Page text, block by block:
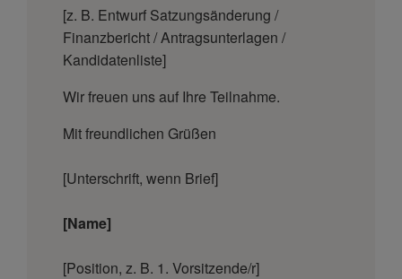
[z. B. Entwurf Satzungsänderung /
Finanzbericht / Antragsunterlagen /
Kandidatenliste]
Wir freuen uns auf Ihre Teilnahme.
Mit freundlichen Grüßen
[Unterschrift, wenn Brief]
[Name]
[Position, z. B. 1. Vorsitzende/r]